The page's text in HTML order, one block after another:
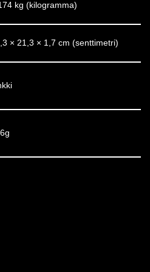
kg (kilogramma)
× 21,3 × 1,7 cm (senttimetri)